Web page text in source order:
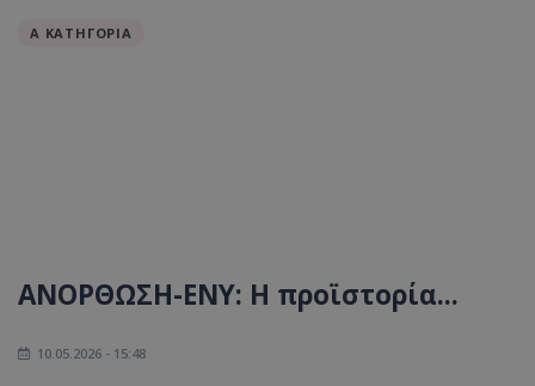
Α ΚΑΤΗΓΟΡΙΑ
ΑΝΟΡΘΩΣΗ-ΕΝΥ: Η προϊστορία...
10.05.2026 - 15:48